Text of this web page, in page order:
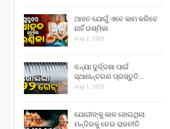
ଆହତ ଯୋଗୁଁ ଏବେ କାମ କରିବେ
ନାହିଁ ରଶ୍ମିକା
Aug 2, 2026
ବନ୍ୟା ଦୁର୍ଦ୍ଦଶା ପାଇଁ
ସ୍ଥାନାନ୍ତରଣ ପ୍ରସ୍ତୁତି…
Aug 1, 2026
ଯୋଗୀଙ୍କୁ କାଳ ହୋଇଥିଲା
ମନ୍ଦିରକୁ ନେଇ ରାଜନୀତି